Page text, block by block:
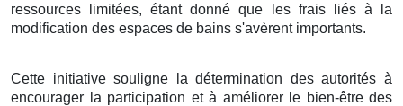
ressources limitées, étant donné que les frais liés à la
modification des espaces de bains s'avèrent importants.
Cette initiative souligne la détermination des autorités à
encourager la participation et à améliorer le bien-être des